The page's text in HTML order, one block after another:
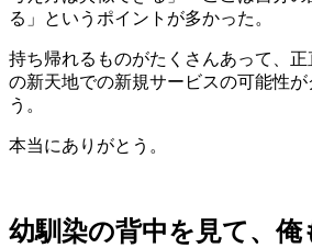
る」というポイントが多かった。
持ち帰れるものがたくさんあって、
の新天地での新規サービスの可能性
う。
本当にありがとう。
幼馴染の背中を見て、俺